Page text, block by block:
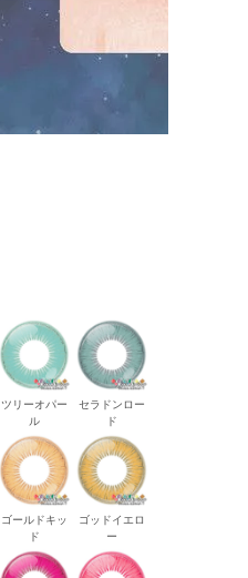
ツリーオパー
ル
セラドンロー
ド
ゴールドキッ
ド
ゴッドイエロ
ー